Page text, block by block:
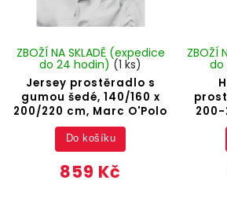
Jersey prostěradlo s
gumou šedé, 140/160 x
200/220 cm, Marc O'Polo
ZBOŽÍ NA SKLADĚ (expedice
do 24 hodin)(1 ks)
859 Kč
Do košíku
200-
ZBOŽÍ